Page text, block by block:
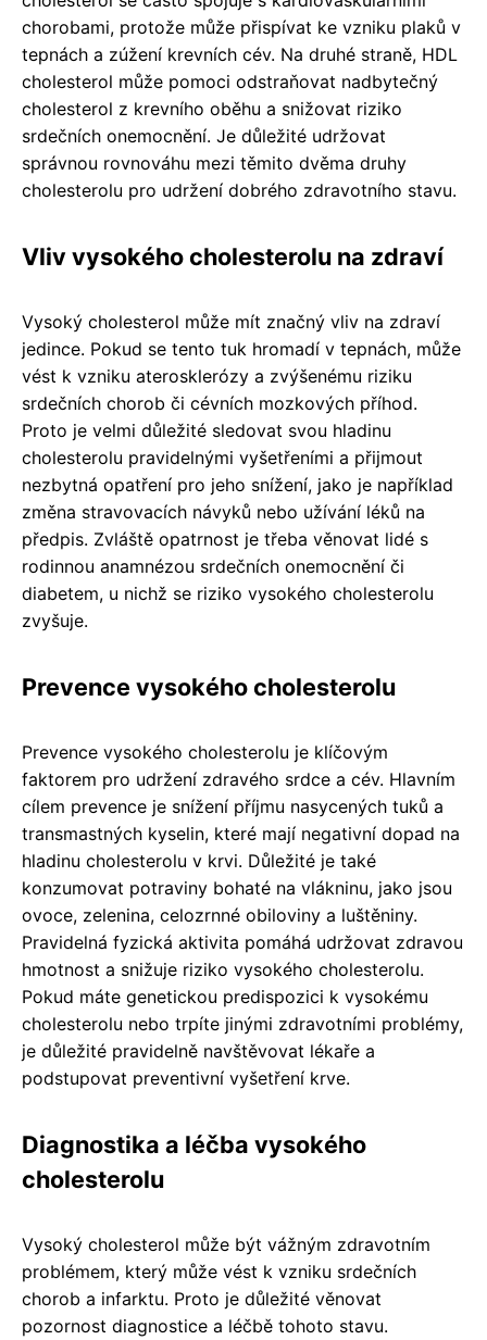
chorobami, protože může přispívat ke vzniku plaků v
tepnách a zúžení krevních cév. Na druhé straně, HDL
cholesterol může pomoci odstraňovat nadbytečný
cholesterol z krevního oběhu a snižovat riziko
srdečních onemocnění. Je důležité udržovat
správnou rovnováhu mezi těmito dvěma druhy
cholesterolu pro udržení dobrého zdravotního stavu.
Vliv vysokého cholesterolu na zdraví
Vysoký cholesterol může mít značný vliv na zdraví
jedince. Pokud se tento tuk hromadí v tepnách, může
vést k vzniku aterosklerózy a zvýšenému riziku
srdečních chorob či cévních mozkových příhod.
Proto je velmi důležité sledovat svou hladinu
cholesterolu pravidelnými vyšetřeními a přijmout
nezbytná opatření pro jeho snížení, jako je například
změna stravovacích návyků nebo užívání léků na
předpis. Zvláště opatrnost je třeba věnovat lidé s
rodinnou anamnézou srdečních onemocnění či
diabetem, u nichž se riziko vysokého cholesterolu
zvyšuje.
Prevence vysokého cholesterolu
Prevence vysokého cholesterolu je klíčovým
faktorem pro udržení zdravého srdce a cév. Hlavním
cílem prevence je snížení příjmu nasycených tuků a
transmastných kyselin, které mají negativní dopad na
hladinu cholesterolu v krvi. Důležité je také
konzumovat potraviny bohaté na vlákninu, jako jsou
ovoce, zelenina, celozrnné obiloviny a luštěniny.
Pravidelná fyzická aktivita pomáhá udržovat zdravou
hmotnost a snižuje riziko vysokého cholesterolu.
Pokud máte genetickou predispozici k vysokému
cholesterolu nebo trpíte jinými zdravotními problémy,
je důležité pravidelně navštěvovat lékaře a
podstupovat preventivní vyšetření krve.
Diagnostika a léčba vysokého
cholesterolu
Vysoký cholesterol může být vážným zdravotním
problémem, který může vést k vzniku srdečních
chorob a infarktu. Proto je důležité věnovat
pozornost diagnostice a léčbě tohoto stavu.